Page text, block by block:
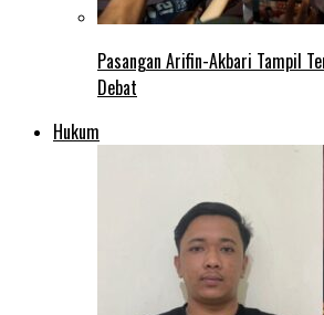
Pasangan Arifin-Akbari Tampil
Debat
Hukum